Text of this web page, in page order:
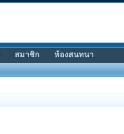
สมาชิก ห้องสนทนา